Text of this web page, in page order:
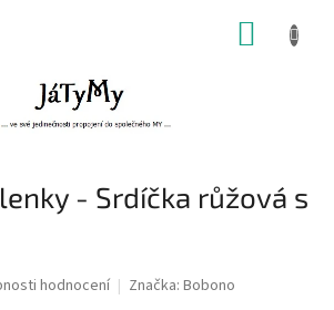
- Srdíčka růžová s
hodnocení Značka: Bobono